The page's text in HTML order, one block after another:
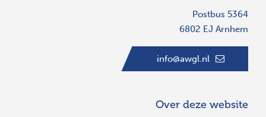
Postbus 5364
6802 EJ Arnhem
info@awgl.nl
Over deze website